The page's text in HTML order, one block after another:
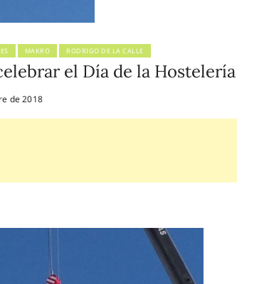
MAKRO RODRIGO DE LA CALLE
el Día de la Hostelería
de 2018